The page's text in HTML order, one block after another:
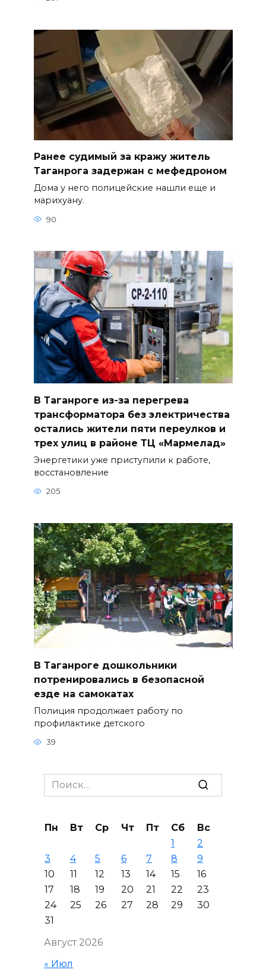
Ранее судимый за кражу житель
Таганрога задержан с мефедроном
Дома у него полицейские нашли еще и
марихуану.
90
В Таганроге из-за перегрева
трансформатора без электричества
остались жители пяти переулков и
трех улиц в районе ТЦ «Мармелад»
Энергетики уже приступили к работе,
восстановление
205
В Таганроге дошкольники
потренировались в безопасной
езде на самокатах
Полиция продолжает работу по
профилактике детского
39
Search
for:
Август 2026
Пн Вт Ср Чт Пт Сб
Вс
1
2
3
4 5 6 7 8
9
10
11 12 13 14 15
16
17
18 19 20 21 22
23
24
25 26 27 28 29
30
31
« Июл